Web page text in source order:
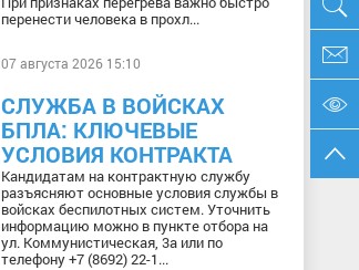
перенести человека в прохл...
07 августа 2026 15:10
СЛУЖБА В ВОЙСКАХ
БПЛА: КЛЮЧЕВЫЕ
УСЛОВИЯ КОНТРАКТА
Кандидатам на контрактную службу
разъясняют основные условия службы в
войсках беспилотных систем. Уточнить
информацию можно в пункте отбора на
ул. Коммунистическая, 3а или по
телефону +7 (8692) 22-1...